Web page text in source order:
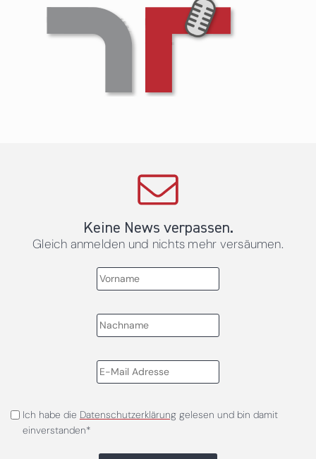
Keine News verpassen.
Gleich anmelden und nichts mehr versäumen.
Ich habe die Datenschutzerklärunggelesen und bin damit
einverstanden*